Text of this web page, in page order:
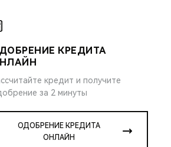
КРЕДИТА
кредит и получите
за 2 минуты
ОДОБРЕНИЕ КРЕДИТА
ОНЛАЙН